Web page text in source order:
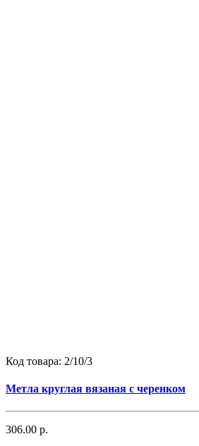
Код товара: 2/10/3
Метла круглая вязаная с черенком
306.00 р.